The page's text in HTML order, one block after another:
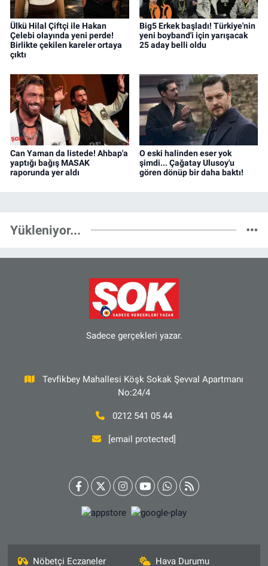
Ülkü Hilal Çiftçi ile Hakan
Çelebi olayında yeni perde!
Birlikte çekilen kareler ortaya
çıktı
Big5 Erkek başladı! Türkiye'nin
yeni boyband'i için yarışacak
25 aday belli oldu
Can Yaman da listede! Ahbap'a
yaptığı bağış MASAK
raporunda yer aldı
O eski halinden eser yok
şimdi... Çağatay Ulusoy'u
gören dönüp bir daha baktı!
Yükleniyor...
Sadece gerçekleri yazar.
Tevfikbey Mahallesi Köşk Sokak Şevval Apartmanı
No:24/4
0212 541 05 44
[email protected]
Nöbetçi Eczaneler Hava Durumu